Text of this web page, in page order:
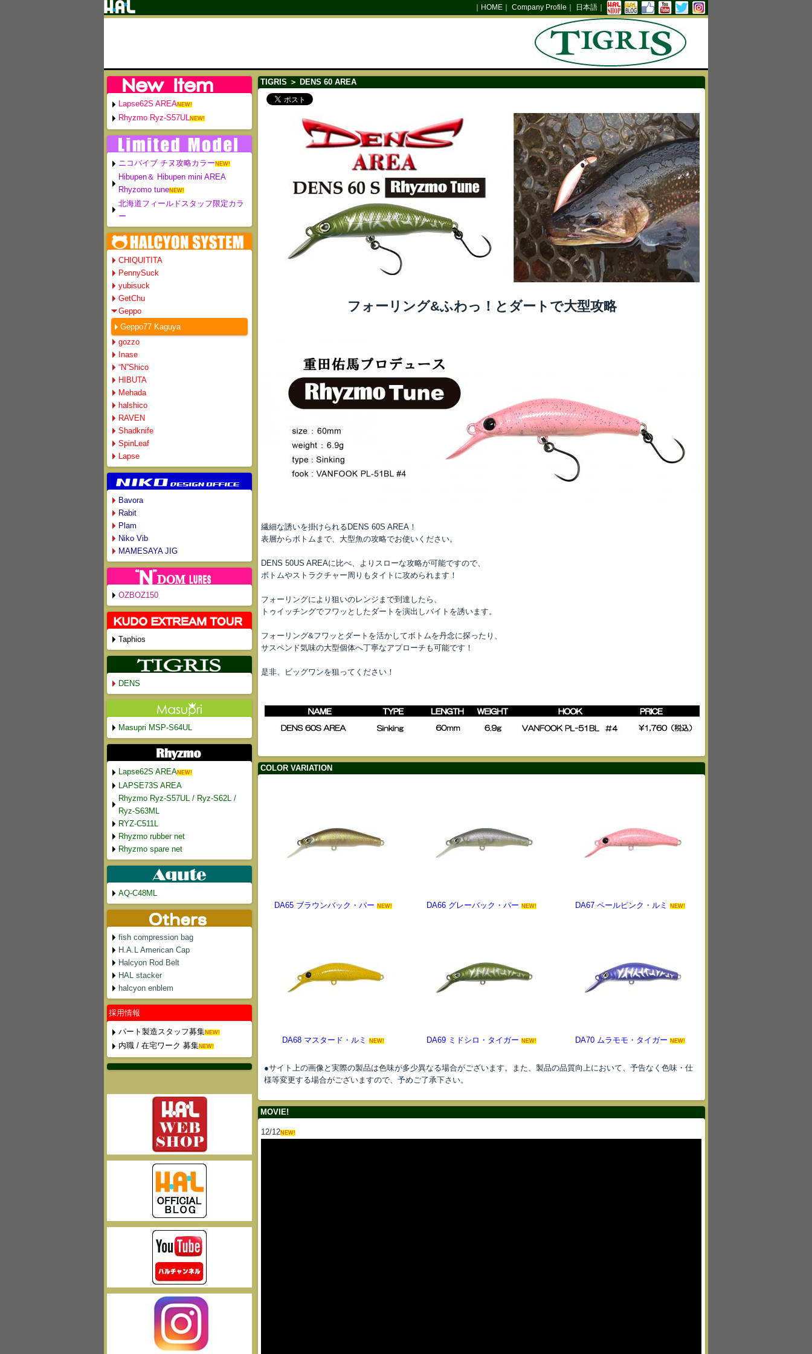
｜ HOME ｜ Company Profile ｜ 日本語 ｜
TIGRIS ＞ DENS 60 AREA
フォーリング&ふわっ！とダートで大型攻略
繊細な誘いを掛けられるDENS 60S AREA！
表層からボトムまで、大型魚の攻略でお使いください。
DENS 50US AREAに比べ、よりスローな攻略が可能ですので、
ボトムやストラクチャー周りもタイトに攻められます！
フォーリングにより狙いのレンジまで到達したら、
トゥイッチングでフワッとしたダートを演出しバイトを誘います。
フォーリング&フワッとダートを活かしてボトムを丹念に探ったり、
サスペンド気味の大型個体へ丁寧なアプローチも可能です！
是非、ビッグワンを狙ってください！
COLOR VARIATION
DA65 ブラウンバック・パー NEW! DA66 グレーバック・パー NEW! DA67 ペールピンク・ルミ NEW!
DA68 マスタード・ルミ NEW! DA69 ミドシロ・タイガー NEW! DA70 ムラモモ・タイガー NEW!
●サイト上の画像と実際の製品は色味が多少異なる場合がございます。また、製品の品質向上において、予告なく色味・仕
様等変更する場合がございますので、予めご了承下さい。
MOVIE!
12/12NEW!
Lapse62S AREANEW!
Rhyzmo Ryz-S57ULNEW!
ニコバイブ チヌ攻略カラー NEW!
Hibupen＆ Hibupen mini AREA
Rhyzomo tuneNEW!
北海道フィールドスタッフ限定カラ
ー
CHIQUITITA
PennySuck
yubisuck
GetChu
Geppo
Geppo77 Kaguya
gozzo
Inase
“N”Shico
HIBUTA
Mehada
halshico
RAVEN
Shadknife
SpinLeaf
Lapse
Bavora
Rabit
Plam
Niko Vib
MAMESAYA JIG
OZBOZ150
Taphios
DENS
Masupri MSP-S64UL
Lapse62S AREANEW!
LAPSE73S AREA
Rhyzmo Ryz-S57UL / Ryz-S62L /
Ryz-S63ML
RYZ-C511L
Rhyzmo rubber net
Rhyzmo spare net
AQ-C48ML
fish compression bag
H.A.L American Cap
Halcyon Rod Belt
HAL stacker
halcyon enblem
採用情報
パート製造スタッフ募集NEW!
内職 / 在宅ワーク 募集NEW!